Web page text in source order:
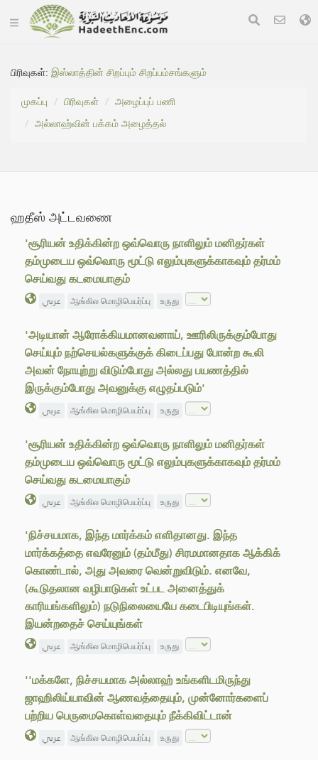
பிரிவுகள்:இஸ்லாத்தின் சிறப்பும் சிறப்பம்சங்களும்
முகப்பு
பிரிவுகள்
அழைப்புப் பணி
அல்லாஹ்வின் பக்கம் அழைத்தல்
ஹதீஸ் அட்டவணை
'சூரியன் உதிக்கின்ற ஒவ்வொரு நாளிலும் மனிதர்கள்
தம்முடைய ஒவ்வொரு மூட்டு எலும்புகளுக்காகவும் தர்மம்
செய்வது கடமையாகும்
عربي ஆங்கில மொழிபெயர்ப்பு உருது
'அடியான் ஆரோக்கியமானவனாய், ஊரிலிருக்கும்போது
செய்யும் நற்செயல்களுக்குக் கிடைப்பது போன்ற கூலி
அவன் நோயுற்று விடும்போது அல்லது பயணத்தில்
இருக்கும்போது அவனுக்கு எழுதப்படும்'
عربي ஆங்கில மொழிபெயர்ப்பு உருது
'சூரியன் உதிக்கின்ற ஒவ்வொரு நாளிலும் மனிதர்கள்
தம்முடைய ஒவ்வொரு மூட்டு எலும்புகளுக்காகவும் தர்மம்
செய்வது கடமையாகும்
عربي ஆங்கில மொழிபெயர்ப்பு உருது
'நிச்சயமாக, இந்த மார்க்கம் எளிதானது. இந்த
மார்க்கத்தை எவரேனும் (தம்மீது) சிரமமானதாக ஆக்கிக்
கொண்டால், அது அவரை வென்றுவிடும். எனவே,
(கூடுதலான வழிபாடுகள் உட்பட அனைத்துக்
காரியங்களிலும்) நடுநிலையையே கடைபிடியுங்கள்.
இயன்றதைச் செய்யுங்கள்
عربي ஆங்கில மொழிபெயர்ப்பு உருது
''மக்களே, நிச்சயமாக அல்லாஹ் உங்களிடமிருந்து
ஜாஹிலிய்யாவின் ஆணவத்தையும், முன்னோர்களைப்
பற்றிய பெருமைகொள்வதையும் நீக்கிவிட்டான்
عربي ஆங்கில மொழிபெயர்ப்பு உருது